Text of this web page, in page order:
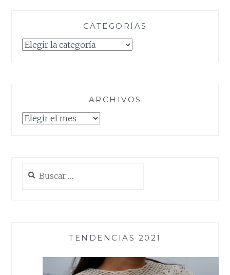
CATEGORÍAS
Categorías
ARCHIVOS
Archivos
TENDENCIAS 2021